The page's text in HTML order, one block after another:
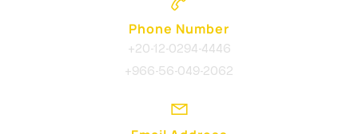
Phone Number
+20-12-0294-4446
+966-56-049-2062